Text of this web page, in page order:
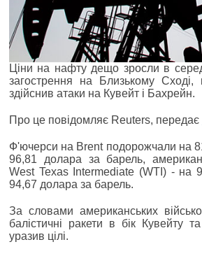
Ціни на нафту дещо зросли в
загострення на Близькому Сході,
здійснив атаки на Кувейт і Бахрейн.
Про це повідомляє Reuters, передає
Ф'ючерси на Brent подорожчали на
96,81 долара за барель,
West Texas Intermediate (WTI) - на
94,67 долара за барель.
За словами американських
балістичні ракети в бік Кувейту
уразив цілі.